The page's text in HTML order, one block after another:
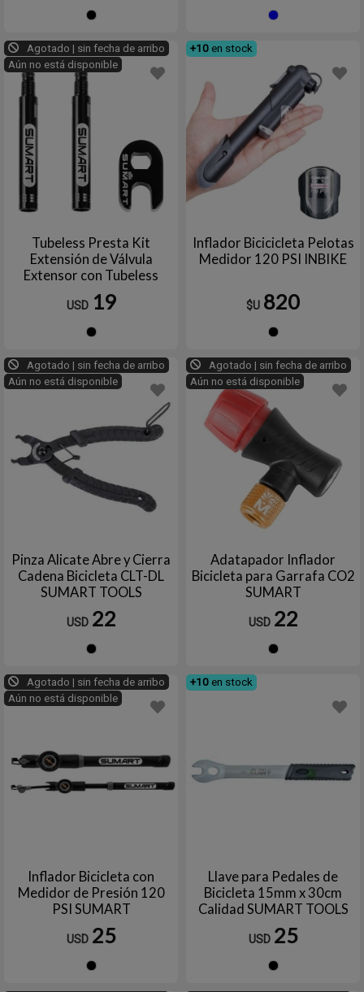
Agotado | sin fecha de arribo
Aún no está disponible
Tubeless Presta Kit
Extensión de Válvula
Extensor con Tubeless
SUMART TOOLS
USD 19
+10 en stock
Inflador Bicicicleta Pelotas
Medidor 120 PSI INBIKE
$U 820
Agotado | sin fecha de arribo
Aún no está disponible
Pinza Alicate Abre y Cierra
Cadena Bicicleta CLT-DL
SUMART TOOLS
USD 22
Agotado | sin fecha de arribo
Aún no está disponible
Adatapador Inflador
Bicicleta para Garrafa CO2
SUMART
USD 22
Agotado | sin fecha de arribo
Aún no está disponible
Inflador Bicicleta con
Medidor de Presión 120
PSI SUMART
USD 25
+10 en stock
Llave para Pedales de
Bicicleta 15mm x 30cm
Calidad SUMART TOOLS
USD 25